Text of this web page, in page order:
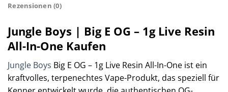
Rezensionen (0)
Jungle Boys | Big E OG – 1g Live Resin
All-In-One Kaufen
Jungle Boys Big E OG – 1g Live Resin All-In-One ist ein
kraftvolles, terpenechtes Vape-Produkt, das speziell für